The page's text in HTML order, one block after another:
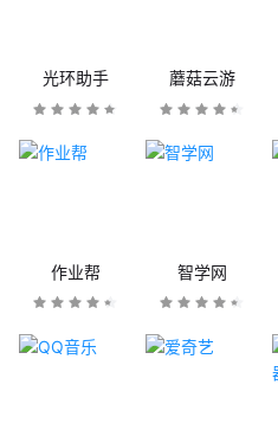
光环助手 蘑菇云游
作业帮 智学网